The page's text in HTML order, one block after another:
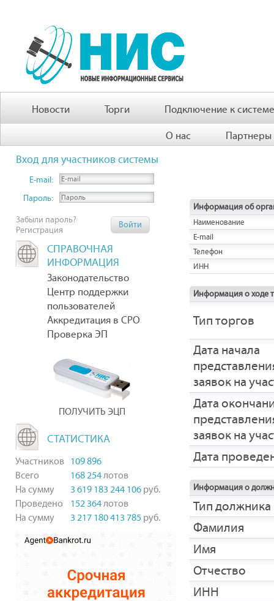
Новости Торги Подключение к системе
О нас Партнеры
Вход для участников системы
E-mail:
Пароль:
Забыли пароль?
Регистрация
СПРАВОЧНАЯ
ИНФОРМАЦИЯ
Законодательство
Центр поддержки
пользователей
Аккредитация в СРО
Проверка ЭП
ПОЛУЧИТЬ ЭЦП
СТАТИСТИКА
Участников 109 896
Всего
168 254лотов
На сумму
3 619 183 244 106 руб.
Проведено
152 364лотов
На сумму
3 217 180 413 785 руб.
Информация об
Наименование
E-mail
Телефон
ИНН
Информация о ходе
Тип торгов
Дата начала
заявок на
Дата
заявок на
Дата
Информация о
Тип должника
Фамилия
Имя
Отчество
ИНН